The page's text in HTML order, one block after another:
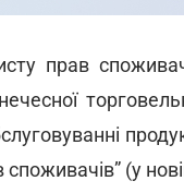
прав
(у